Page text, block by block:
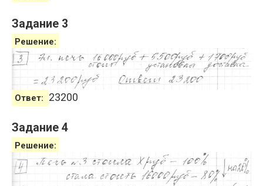
Задание 3
Решение:
Ответ: 23200
Задание 4
Решение: